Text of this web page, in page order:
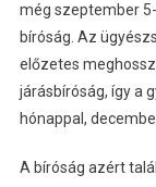
még szeptember
bíróság. Az
előzetes
járásbíróság, így a
hónappal,
A bíróság azért